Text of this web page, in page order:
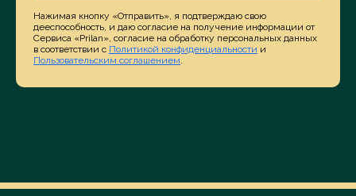
Нажимая кнопку «Отправить», я подтверждаю свою
дееспособность, и даю согласие на получение информации от
Сервиса «Prilan», согласие на обработку персональных данных
в соответствии с Политикой конфиденциальности и
Пользовательским соглашением.